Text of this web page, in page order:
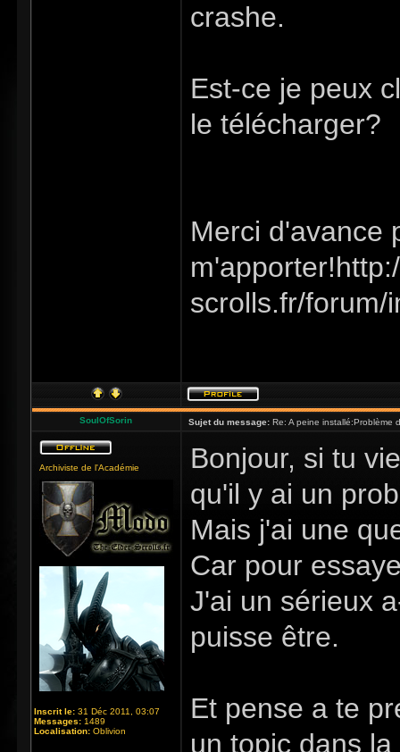
crashe.
Est-ce je peux
le télécharger?
Merci d'avance
scrolls.fr/forum/
SoulOfSorin Sujet du message: Re: A peine installé:Problème
Archiviste de l'Académie
Inscrit le: 31 Déc 2011, 03:07
Messages: 1489
Localisation: Oblivion
Bonjour, si tu
qu'il y ai un
Mais j'ai une
Car pour
J'ai un sérieux
puisse être.
Et pense a te
un topic dans